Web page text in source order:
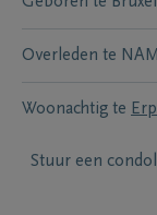
Overleden te
Woonachtig te
Stuur een